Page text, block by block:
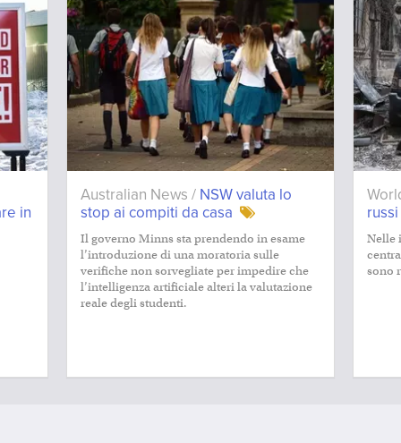
in
Australian News / NSW valuta lo
stop ai compiti da casa
Il governo Minns sta prendendo in esame
l’introduzione di una moratoria sulle
verifiche non sorvegliate per impedire che
l’intelligenza artificiale alteri la valutazione
reale degli studenti.
Nelle
sono